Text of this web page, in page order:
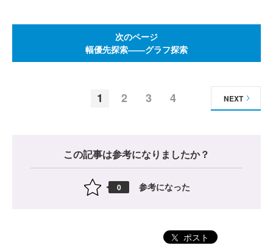
次のページ
幅優先探索――グラフ探索
1 2 3 4 NEXT
この記事は参考になりましたか？
0 参考になった
ポスト